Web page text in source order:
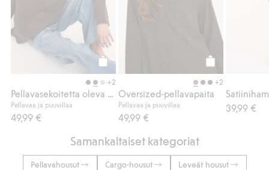
Osta
+2
Pellavaa ja puuvillaa
49,99 €
Osta
+2
Oversized-pellavapaita
Pellavaa ja puuvillaa
49,99 €
39,99 €
Samankaltaiset kategoriat
Pellavahousut Cargo-housut
Leveät housut